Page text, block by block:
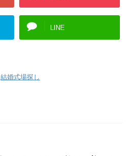
LINE
結婚式場探し